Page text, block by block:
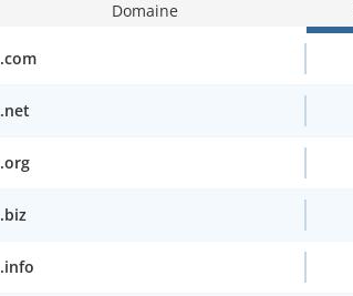
Domaine
.com
.net
.org
.biz
.info